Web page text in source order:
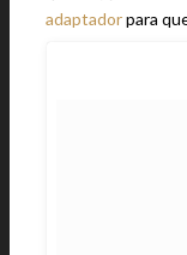
adaptadorpara